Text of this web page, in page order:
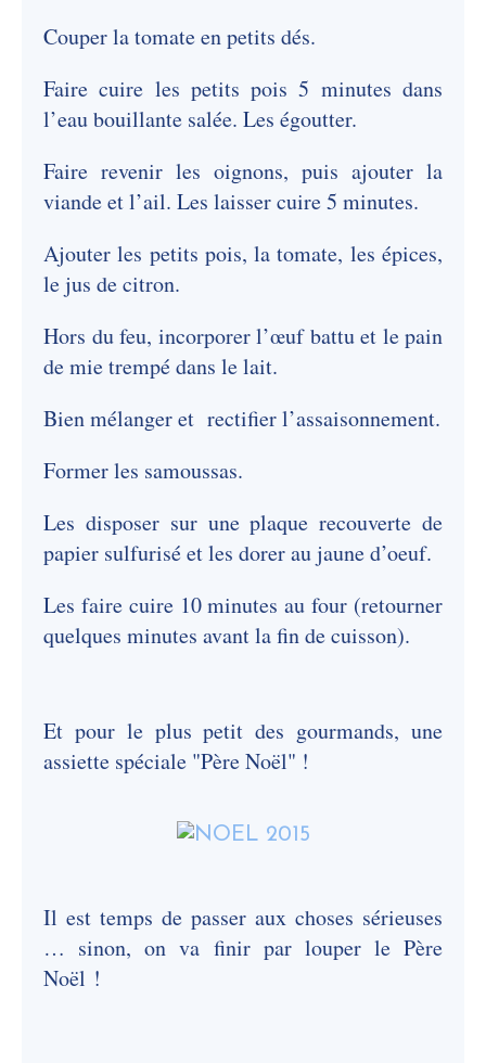
Couper la tomate en petits dés.
Faire cuire les petits pois 5 minutes dans
l’eau bouillante salée. Les égoutter.
Faire revenir les oignons, puis ajouter la
viande et l’ail. Les laisser cuire 5 minutes.
Ajouter les petits pois, la tomate, les épices,
le jus de citron.
Hors du feu, incorporer l’œuf battu et le pain
de mie trempé dans le lait.
Bien mélanger et rectifier l’assaisonnement.
Former les samoussas.
Les disposer sur une plaque recouverte de
papier sulfurisé et les dorer au jaune d’oeuf.
Les faire cuire 10 minutes au four (retourner
quelques minutes avant la fin de cuisson).
Et pour le plus petit des gourmands, une
assiette spéciale "Père Noël" !
Il est temps de passer aux choses sérieuses
… sinon, on va finir par louper le Père
Noël !